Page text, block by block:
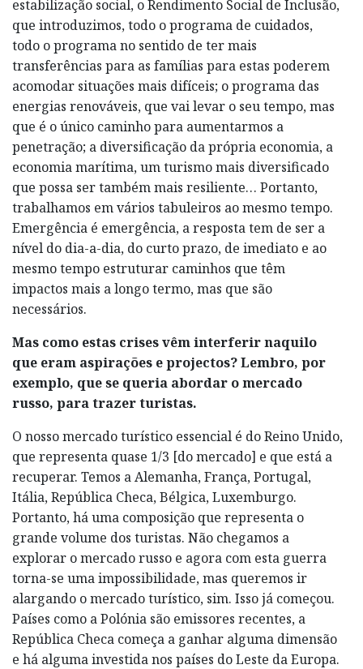
estabilização social, o Rendimento Social de Inclusão,
que introduzimos, todo o programa de cuidados,
todo o programa no sentido de ter mais
transferências para as famílias para estas poderem
acomodar situações mais difíceis; o programa das
energias renováveis, que vai levar o seu tempo, mas
que é o único caminho para aumentarmos a
penetração; a diversificação da própria economia, a
economia marítima, um turismo mais diversificado
que possa ser também mais resiliente… Portanto,
trabalhamos em vários tabuleiros ao mesmo tempo.
Emergência é emergência, a resposta tem de ser a
nível do dia-a-dia, do curto prazo, de imediato e ao
mesmo tempo estruturar caminhos que têm
impactos mais a longo termo, mas que são
necessários.
Mas como estas crises vêm interferir naquilo
que eram aspirações e projectos? Lembro, por
exemplo, que se queria abordar o mercado
russo, para trazer turistas.
O nosso mercado turístico essencial é do Reino Unido,
que representa quase 1/3 [do mercado] e que está a
recuperar. Temos a Alemanha, França, Portugal,
Itália, República Checa, Bélgica, Luxemburgo.
Portanto, há uma composição que representa o
grande volume dos turistas. Não chegamos a
explorar o mercado russo e agora com esta guerra
torna-se uma impossibilidade, mas queremos ir
alargando o mercado turístico, sim. Isso já começou.
Países como a Polónia são emissores recentes, a
República Checa começa a ganhar alguma dimensão
e há alguma investida nos países do Leste da Europa.